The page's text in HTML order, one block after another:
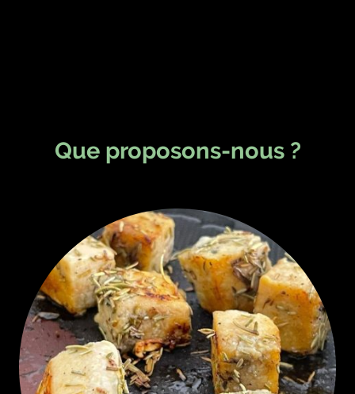
Que proposons-nous ?